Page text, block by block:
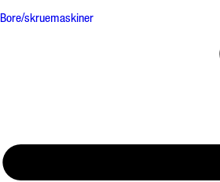
Bore/skruemaskiner